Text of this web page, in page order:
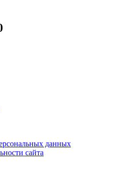
данных
сайта